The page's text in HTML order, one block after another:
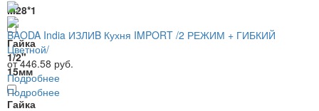
M28*1
Гайка
1/2"
15мм
Гайка
BAODA India ИЗЛИB Кухня IMPORT /2 РЕЖИМ + ГИБКИЙ
Цветной/
от 446.58 руб.
Подробнее
Подробнее